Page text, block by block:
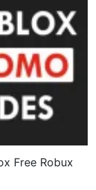
Free Robux